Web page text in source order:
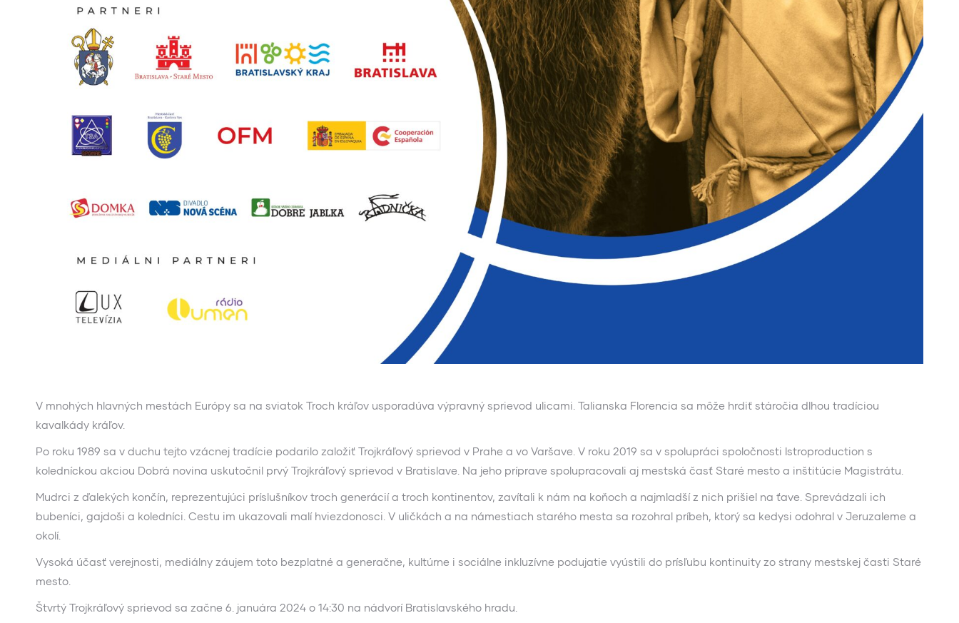
V mnohých hlavných mestách Európy sa na sviatok Troch kráľov usporadúva výpravný sprievod ulicami. Talianska Florencia sa môže hrdiť stáročia dlhou tradíciou
kavalkády kráľov.
Po roku 1989 sa v duchu tejto vzácnej tradície podarilo založiť Trojkráľový sprievod v Prahe a vo Varšave. V roku 2019 sa v spolupráci spoločnosti Istroproduction s
koledníckou akciou Dobrá novina uskutočnil prvý Trojkráľový sprievod v Bratislave. Na jeho príprave spolupracovali aj mestská časť Staré mesto a inštitúcie Magistrátu.
Mudrci z ďalekých končín, reprezentujúci príslušníkov troch generácií a troch kontinentov, zavítali k nám na koňoch a najmladší z nich prišiel na ťave. Sprevádzali ich
bubeníci, gajdoši a koledníci. Cestu im ukazovali malí hviezdonosci. V uličkách a na námestiach starého mesta sa rozohral príbeh, ktorý sa kedysi odohral v Jeruzaleme a
okolí.
Vysoká účasť verejnosti, mediálny záujem toto bezplatné a generačne, kultúrne i sociálne inkluzívne podujatie vyústili do prísľubu kontinuity zo strany mestskej časti Staré
mesto.
Štvrtý Trojkráľový sprievod sa začne 6. januára 2024 o 14:30 na nádvorí Bratislavského hradu.